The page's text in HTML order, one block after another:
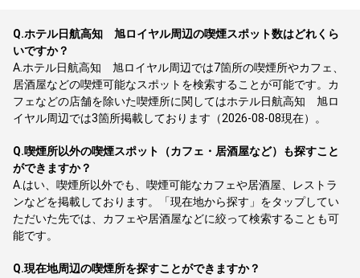
Q.ホテル日航高知 旭ロイヤル周辺の喫煙スポット数はどれくら
いですか？
A. ホテル日航高知 旭ロイヤル周辺では7箇所の喫煙所やカフェ、
居酒屋などの喫煙可能なスポットを検索することが可能です。カ
フェなどの店舗を除いた喫煙所に関してはホテル日航高知 旭ロ
イヤル周辺では3箇所掲載しております（2026-08-08現在）。
Q.喫煙所以外の喫煙スポット（カフェ・居酒屋など）も探すこと
ができますか？
A. はい、喫煙所以外でも、喫煙可能なカフェや居酒屋、レストラ
ンなどを掲載しております。「現在地から探す」をタップしてい
ただいた先では、カフェや居酒屋などに絞って検索することも可
能です。
Q.現在地周辺の喫煙所を探すことができますか？